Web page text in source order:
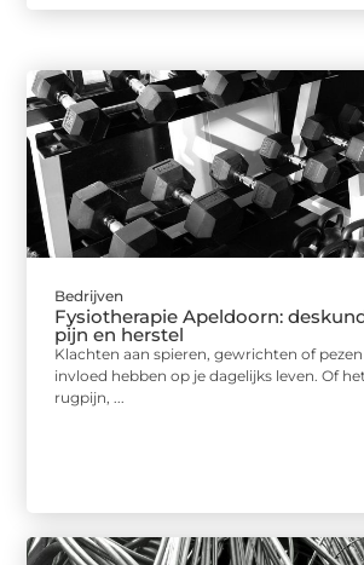
Bedrijven
Fysiotherapie Apeldoorn:
pijn en herstel
Klachten aan spieren, gewrichten of
invloed hebben op je dagelijks leven. Of
rugpijn, ...